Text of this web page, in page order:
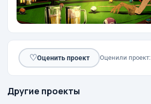
♡Оценить проект Оценили проект:
Другие проекты